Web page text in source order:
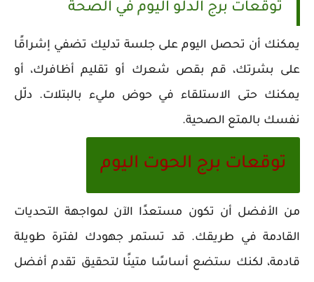
توقعات برج الدلو اليوم في الصحة
يمكنك أن تحصل اليوم على جلسة تدليك تضفي إشراقًا
على بشرتك، قم بقص شعرك أو تقليم أظافرك، أو
يمكنك حتى الاستلقاء في حوض مليء بالبتلات. دلّل
نفسك بالمتع الصحية.
توقعات برج الحوت اليوم
من الأفضل أن تكون مستعدًا الآن لمواجهة التحديات
القادمة في طريقك. قد تستمر جهودك لفترة طويلة
قادمة، لكنك ستضع أساسًا متينًا لتحقيق تقدم أفضل